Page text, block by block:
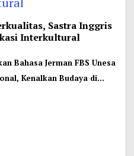
Sastra Inggris
Interkultural
Bahasa Jerman FBS Unesa
Kenalkan Budaya di